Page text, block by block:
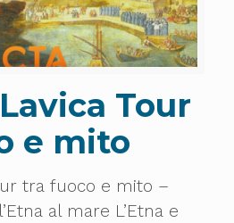
Tour
e mito
tra fuoco e mito –
al mare L’Etna e